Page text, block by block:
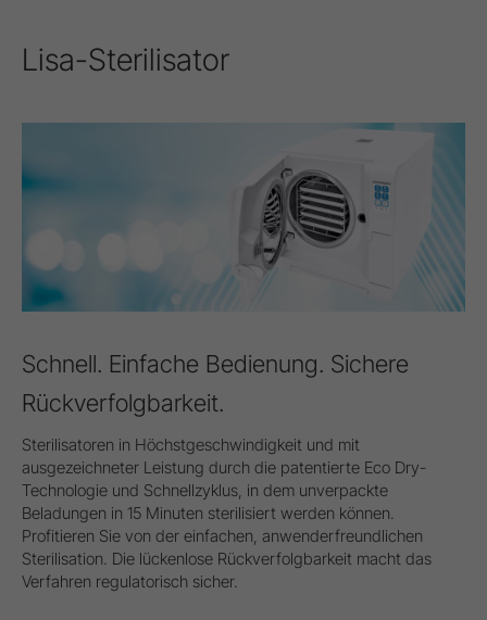
Lisa-Sterilisator
Schnell. Einfache Bedienung. Sichere
Rückverfolgbarkeit.
Sterilisatoren in Höchstgeschwindigkeit und mit
ausgezeichneter Leistung durch die patentierte Eco Dry-
Technologie und Schnellzyklus, in dem unverpackte
Beladungen in 15 Minuten sterilisiert werden können.
Profitieren Sie von der einfachen, anwenderfreundlichen
Sterilisation. Die lückenlose Rückverfolgbarkeit macht das
Verfahren regulatorisch sicher.